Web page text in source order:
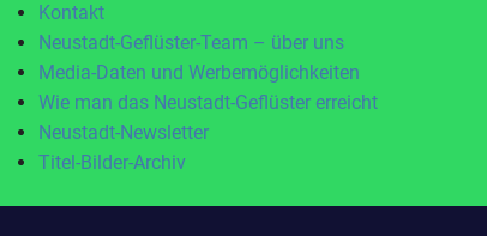
Kontakt
Neustadt-Geflüster-Team – über uns
Media-Daten und Werbemöglichkeiten
Wie man das Neustadt-Geflüster erreicht
Neustadt-Newsletter
Titel-Bilder-Archiv